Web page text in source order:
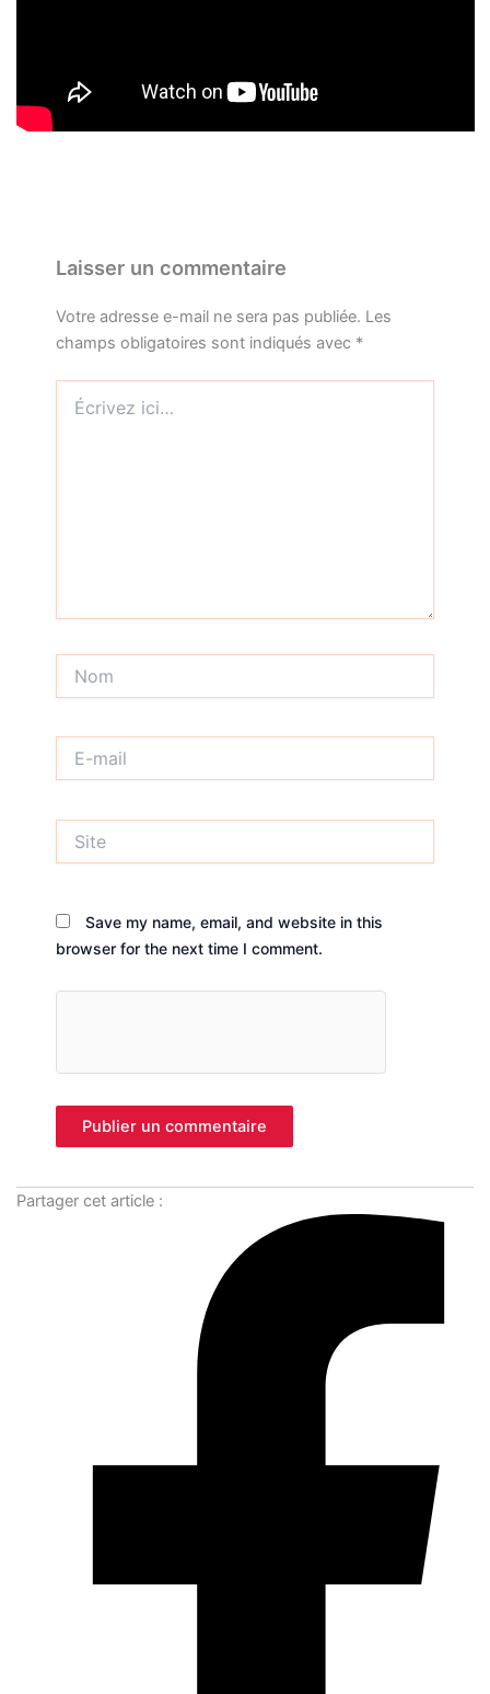
Laisser un commentaire
Votre adresse e-mail ne sera pas publiée. Les
champs obligatoires sont indiqués avec *
ici…
mail
Save my name, email, and website in this
browser for the next time I comment.
Partager cet article :